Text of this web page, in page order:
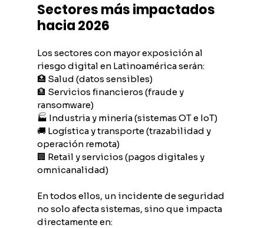
Sectores más impactados
hacia 2026
Los sectores con mayor exposición al
riesgo digital en Latinoamérica serán:
🏥 Salud (datos sensibles)
🏦 Servicios financieros (fraude y
ransomware)
🏭 Industria y minería (sistemas OT e IoT)
🚚 Logística y transporte (trazabilidad y
operación remota)
🏢 Retail y servicios (pagos digitales y
omnicanalidad)
En todos ellos, un incidente de seguridad
no solo afecta sistemas, sino que impacta
directamente en: